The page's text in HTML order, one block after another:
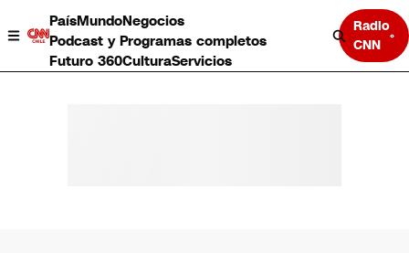
PaísMundoNegocios
Podcast y Programas completos
Futuro 360CulturaServicios
Radio
CNN